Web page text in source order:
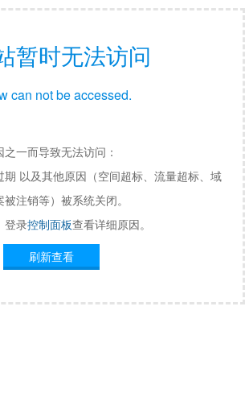
暂时无法访问
can not be accessed.
一而导致无法访问：
以及其他原因（空间超标、流量超标、域
注销等）被系统关闭。
登录控制面板查看详细原因。
刷新查看